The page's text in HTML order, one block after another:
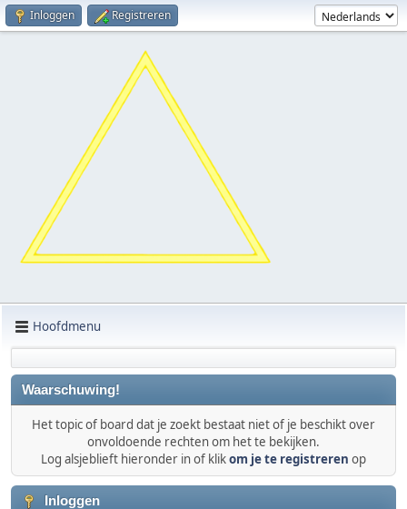
Inloggen Registreren
Hoofdmenu
Waarschuwing!
Het topic of board dat je zoekt bestaat niet of je beschikt over
onvoldoende rechten om het te bekijken.
Log alsjeblieft hieronder in of klikom je te registreren op
Inloggen